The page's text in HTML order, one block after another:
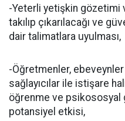
-Yeterli yetişkin gözetimi
takılıp çıkarılacağı ve
dair talimatlara uyulması,
-Öğretmenler, ebeveynler
sağlayıcılar ile istişare
öğrenme ve psikososyal
potansiyel etkisi,